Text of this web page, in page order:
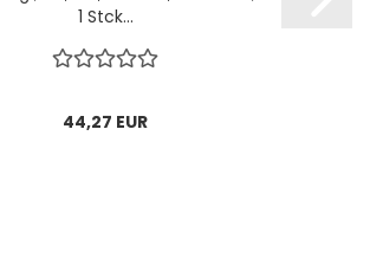
1 Stck...
44,27 EUR